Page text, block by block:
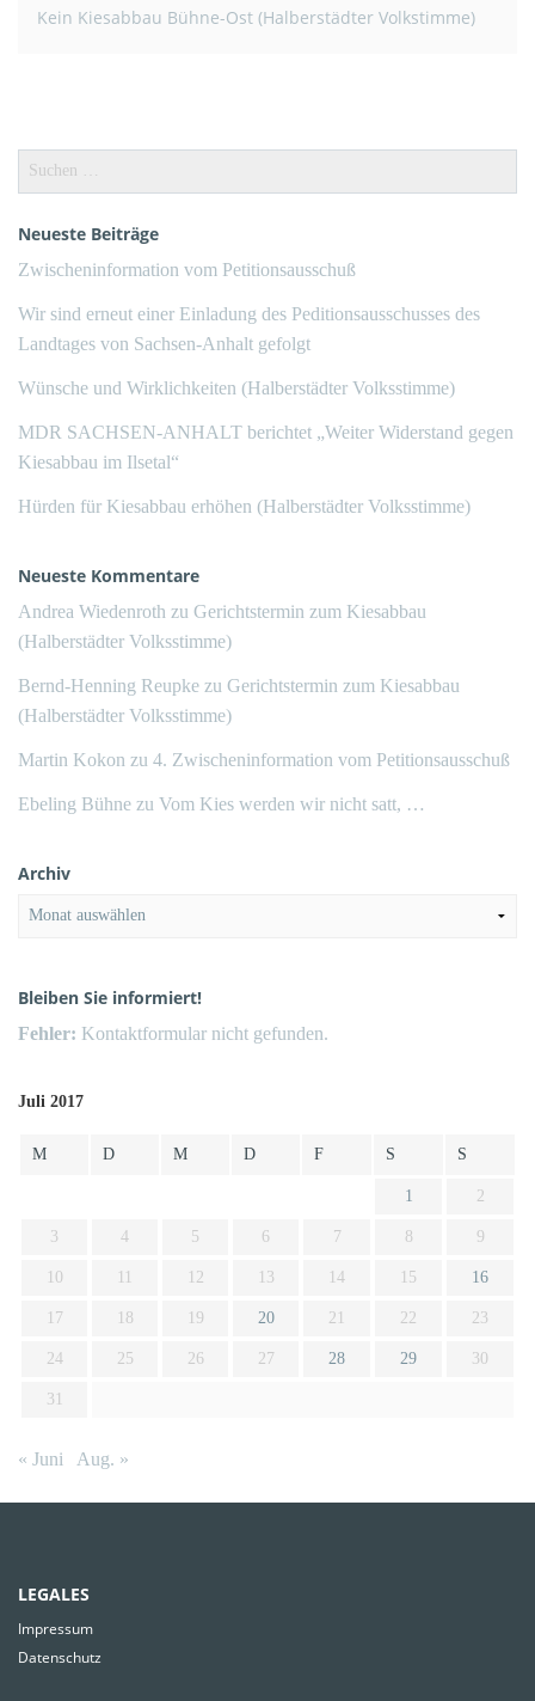
Kein Kiesabbau Bühne-Ost (Halberstädter Volkstimme)
Suchen
Neueste Beiträge
Zwischeninformation vom Petitionsausschuß
Wir sind erneut einer Einladung des Peditionsausschusses des
Landtages von Sachsen-Anhalt gefolgt
Wünsche und Wirklichkeiten (Halberstädter Volksstimme)
MDR SACHSEN-ANHALT berichtet „Weiter Widerstand gegen
Kiesabbau im Ilsetal“
Hürden für Kiesabbau erhöhen (Halberstädter Volksstimme)
Neueste Kommentare
Andrea Wiedenroth zu Gerichtstermin zum Kiesabbau
(Halberstädter Volksstimme)
Bernd-Henning Reupke zu Gerichtstermin zum Kiesabbau
(Halberstädter Volksstimme)
Martin Kokon zu 4. Zwischeninformation vom Petitionsausschuß
Ebeling Bühne zu Vom Kies werden wir nicht satt, …
Archiv
Archiv
Bleiben Sie informiert!
Fehler: Kontaktformular nicht gefunden.
Juli 2017
M D M D F S S
1 2
3 4 5 6 7 8 9
10 11 12 13 14 15 16
17 18 19 20 21 22 23
24 25 26 27 28 29 30
31
« Juni Aug. »
LEGALES
Impressum
Datenschutz